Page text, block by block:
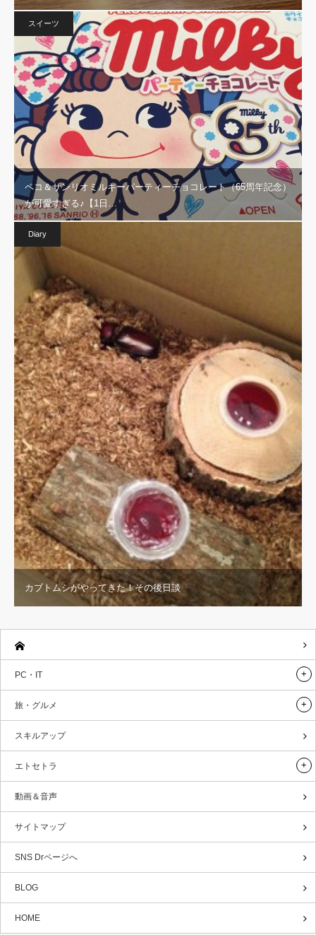
スイーツ
ペコ＆サンリオミルキーパーティーチョコレート（65周年記念）
が可愛すぎる♪【1日…
Diary
カブトムシがやってきた！その後日談
PC・IT
旅・グルメ
スキルアップ
エトセトラ
動画＆音声
サイトマップ
SNS Drページへ
BLOG
HOME